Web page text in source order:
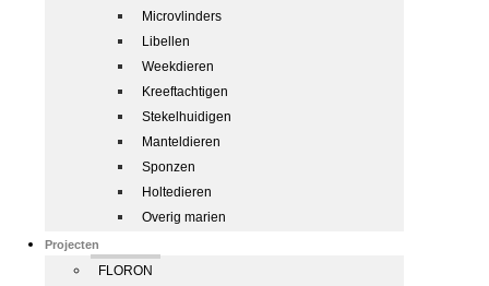
Microvlinders
Libellen
Weekdieren
Kreeftachtigen
Stekelhuidigen
Manteldieren
Sponzen
Holtedieren
Overig marien
Projecten
FLORON